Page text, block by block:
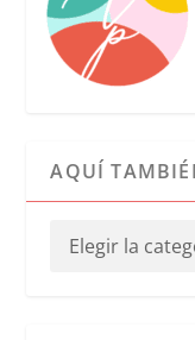
AQUÍ